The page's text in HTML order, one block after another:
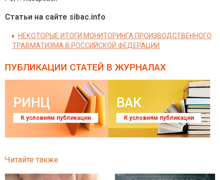
Статьи на сайте sibac.info
НЕКОТОРЫЕ ИТОГИ МОНИТОРИНГА ПРОИЗВОДСТВЕННОГО
ТРАВМАТИЗМА В РОССИЙСКОЙ ФЕДЕРАЦИИ
ПУБЛИКАЦИИ СТАТЕЙ В ЖУРНАЛАХ
РИНЦ
К условиям публикации
ВАК
К условиям публикации
Читайте также